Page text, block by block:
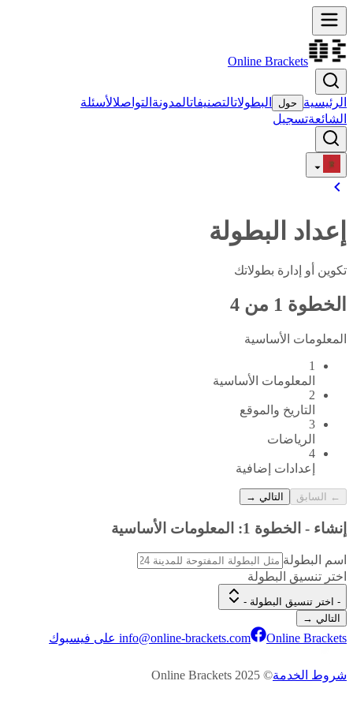
Online Brackets
الرئيسية حول البطولاتالتصنيفاتالمدونة التواصلالأسئلة
الشائعةتسجيل
إعداد البطولة
تكوين أو إدارة بطولاتك
الخطوة 1 من 4
المعلومات الأساسية
1
المعلومات الأساسية
2
التاريخ والموقع
3
الرياضات
4
إعدادات إضافية
← السابق التالي →
إنشاء - الخطوة 1
: المعلومات الأساسية
اسم البطولة
اختر تنسيق البطولة
- اختر تنسيق البطولة -
التالي →
info@online-brackets.com Online Brackets على فيسبوك
شروط الخدمة© 2025 Online Brackets